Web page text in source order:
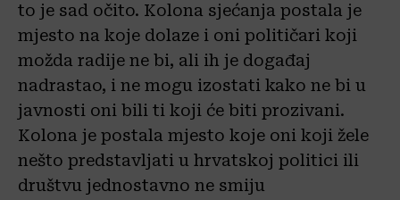
to je sad očito. Kolona sjećanja postala je
mjesto na koje dolaze i oni političari koji
možda radije ne bi, ali ih je događaj
nadrastao, i ne mogu izostati kako ne bi u
javnosti oni bili ti koji će biti prozivani.
Kolona je postala mjesto koje oni koji žele
nešto predstavljati u hrvatskoj politici ili
društvu jednostavno ne smiju